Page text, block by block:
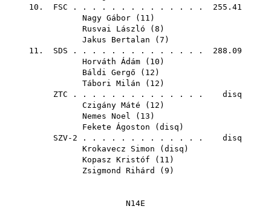
10. FSC . . . . . . . . . . . . . . 255.41
Nagy Gábor ( 11 )
Rusvai László ( 8 )
Jakus Bertalan ( 7 )
11. SDS . . . . . . . . . . . . . . 288.09
Horváth Ádám ( 10 )
Báldi Gergő ( 12 )
Tábori Milán ( 12 )
ZTC . . . . . . . . . . . . . . disq
Czigány Máté ( 12 )
Nemes Noel ( 13 )
Fekete Ágoston ( disq )
SZV-2 . . . . . . . . . . . . . disq
Krokavecz Simon ( disq )
Kopasz Kristóf ( 11 )
Zsigmond Rihárd
( 9 )
N14E